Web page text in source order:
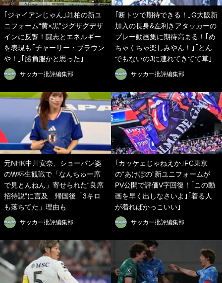
｢ジャイアンじゃん｣J1柏の新ユ
ニフォーム“黄×黒”ジグザグデザ
インに反響！闘志とエネルギー
を表現も｢チャーリー・ブラウン
や！｣｢勝負服かと思った｣
サッカー批評編集部
｢断トツで期待できる！｣G大阪新
加入の長身&左利きアタッカーの
プレー動画集に期待高まる！｢め
ちゃくちゃ楽しみやん！｣｢とん
でもないのJに連れてきてて草｣
サッカー批評編集部
元NHK中川安奈、ショーパン姿
のW杯生観戦で「なんちゅー席
で見とんねん」寄せられた“良席
招待説”に言及 帰国後「3キロ
も落ちてた」理由も
サッカー批評編集部
｢カッケェじゃねえか｣FC東京
の“あけぼの”新ユニフォームが
PV公開で評価V字回復！｢この動
画を早く出しなさいよ｣｢着る人
が着ればかっこいい｣
サッカー批評編集部